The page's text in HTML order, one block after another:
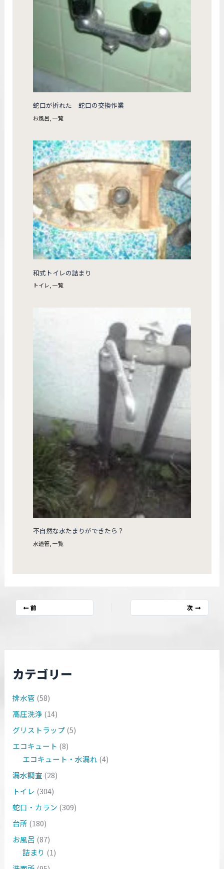
蛇口が折れた 蛇口の交換作業
お風呂 ,一覧
和式トイレの詰まり
トイレ,一覧
不自然な水たまりができたら？
水道管 ,一覧
前 次
カテゴリー
排水管 (58)
高圧洗浄 (14)
グリストラップ(5)
エコキュート (8)
エコキュート・水漏れ (4)
漏水調査 (28)
トイレ (304)
蛇口・カラン (309)
台所 (180)
お風呂 (87)
詰まり (1)